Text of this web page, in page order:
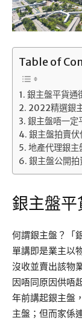
Table of
銀主盤平貨通
2022精選銀
銀主盤唔一定
銀主盤拍賣伏
地產代理銀主
銀主盤公開拍
銀主盤
何謂銀主盤？「
單講即是業主以
沒收並賣出該物
因唔同原因供唔
年前講起銀主盤
主盤；但而家係